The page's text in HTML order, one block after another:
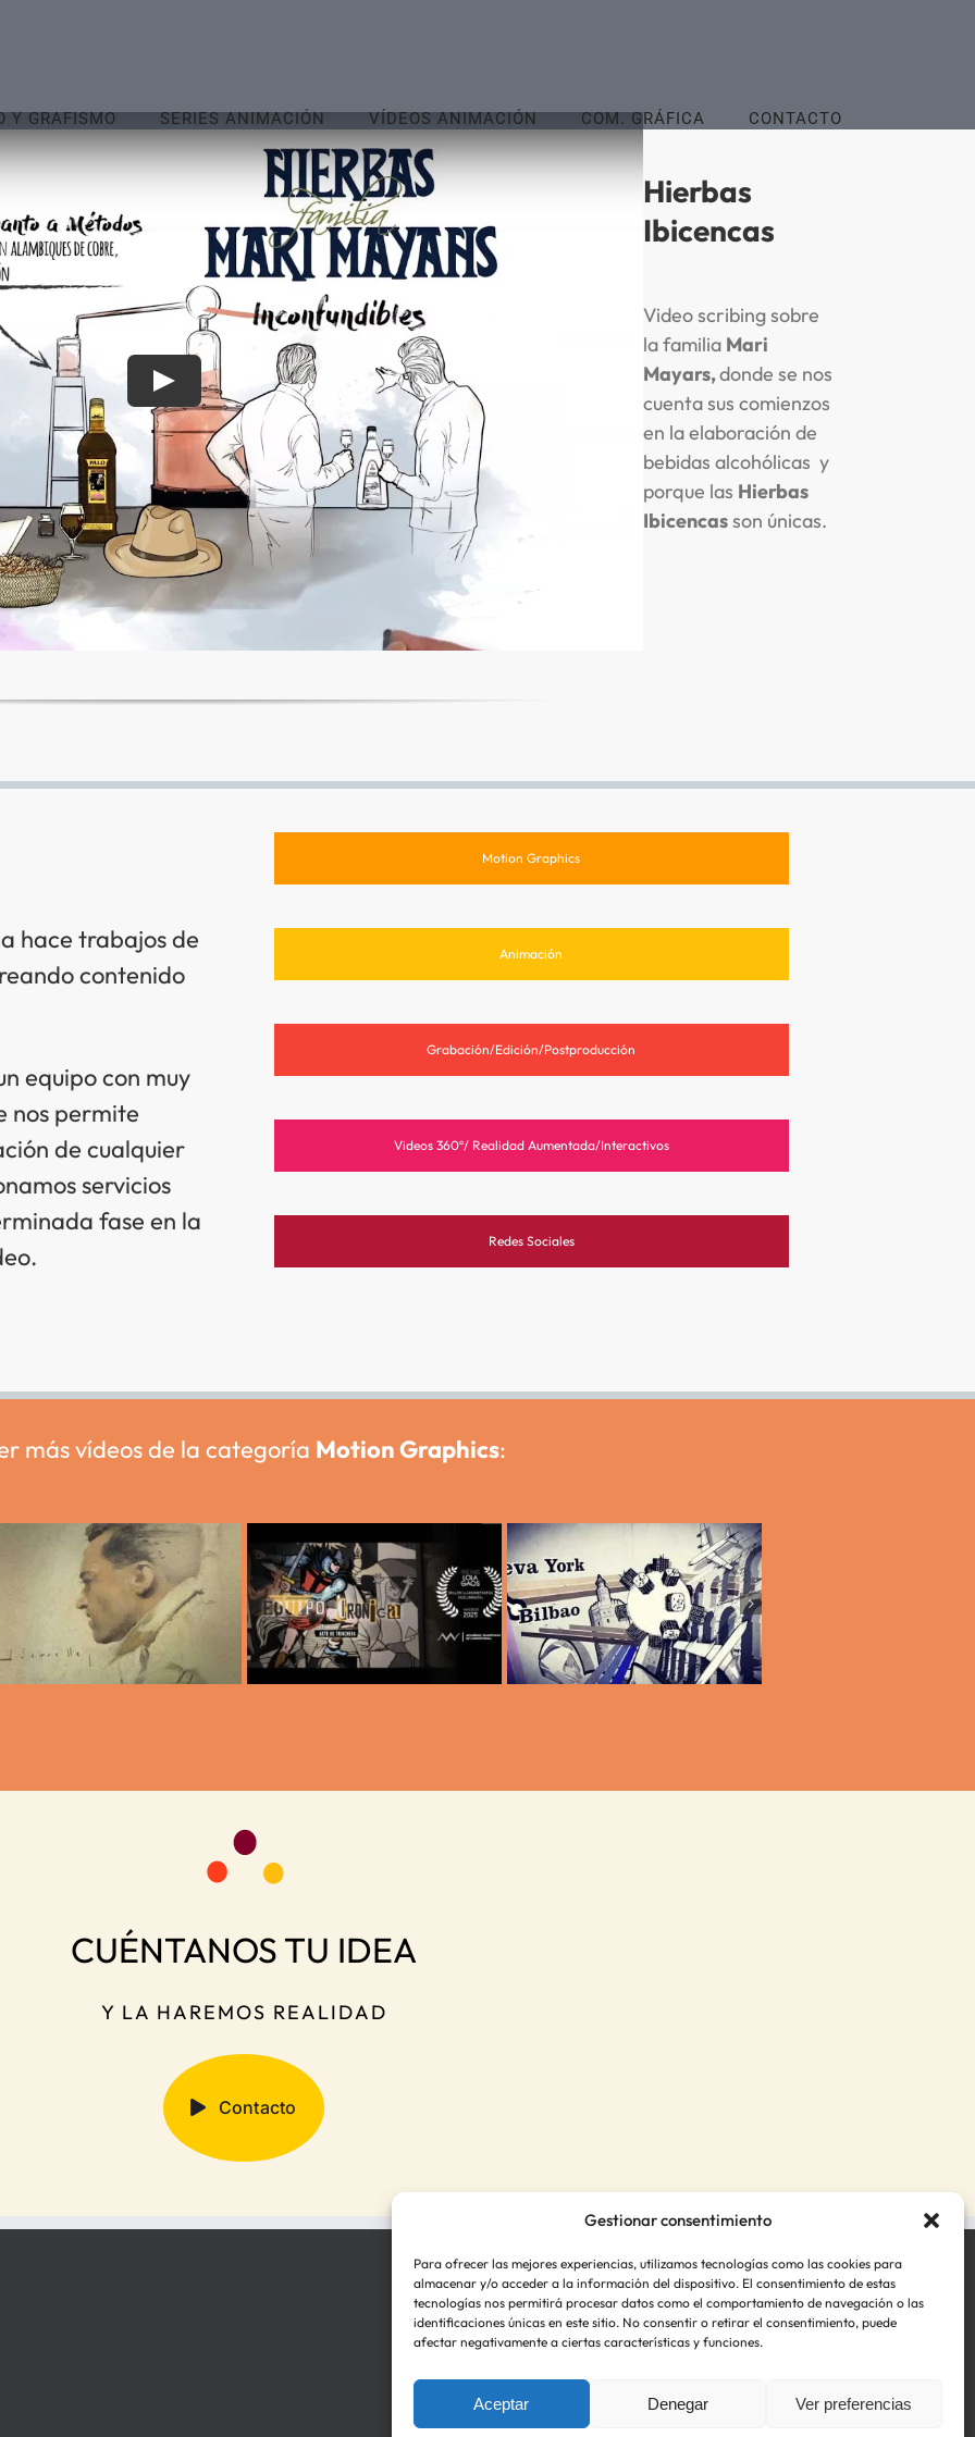
Gestionar consentimiento
Para ofrecer las mejores experiencias, utilizamos tecnologías como las cookies para
almacenar y/o acceder a la información del dispositivo. El consentimiento de estas
tecnologías nos permitirá procesar datos como el comportamiento de navegación o las
identificaciones únicas en este sitio. No consentir o retirar el consentimiento, puede
afectar negativamente a ciertas características y funciones.
Aceptar Denegar Ver preferencias
Y GRAFISMO SERIES ANIMACIÓN VÍDEOS ANIMACIÓN COM. GRÁFICA CONTACTO
Hierbas
Ibicencas
Video scribing sobre
la familia Mari
Mayars,donde se nos
cuenta sus comienzos
en la elaboración de
bebidas alcohólicas y
porque las Hierbas
Ibicencasson únicas.
hace trabajos de
contenido
equipo con muy
nos permite
de cualquier
servicios
fase en la
Motion Graphics
Animación
Grabación/Edición/Postproducción
Videos 360º/ Realidad Aumentada/Interactivos
Redes Sociales
más vídeos de la categoría Motion Graphics:
para el documental
Crónica. Arte de
Intro Destino España
Equipo Crónica.
CUÉNTANOS TU IDEA
Y LA HAREMOS REALIDAD
Contacto
Política de Privacidad